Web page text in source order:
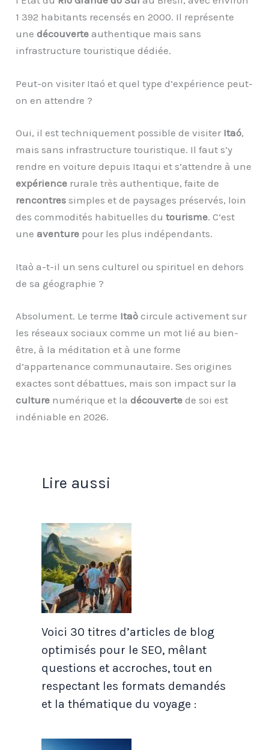
1 392 habitants recensés en 2000. Il représente
unedécouverte authentique mais sans
infrastructure touristique dédiée.
Peut-on visiter Itaó et quel type d’expérience peut-
on en attendre ?
Oui, il est techniquement possible de visiter Itaó,
mais sans infrastructure touristique. Il faut s’y
rendre en voiture depuis Itaqui et s’attendre à une
expérience rurale très authentique, faite de
rencontres simples et de paysages préservés, loin
des commodités habituelles dutourisme. C’est
uneaventure pour les plus indépendants.
Itaò a-t-il un sens culturel ou spirituel en dehors
de sa géographie ?
Absolument. Le terme Itaò circule activement sur
les réseaux sociaux comme un mot lié au bien-
être, à la méditation et à une forme
d’appartenance communautaire. Ses origines
exactes sont débattues, mais son impact sur la
culture numérique et ladécouverte de soi est
indéniable en 2026.
Lire aussi
Voici 30 titres d’articles de blog
optimisés pour le SEO, mêlant
questions et accroches, tout en
respectant les formats demandés
et la thématique du voyage :